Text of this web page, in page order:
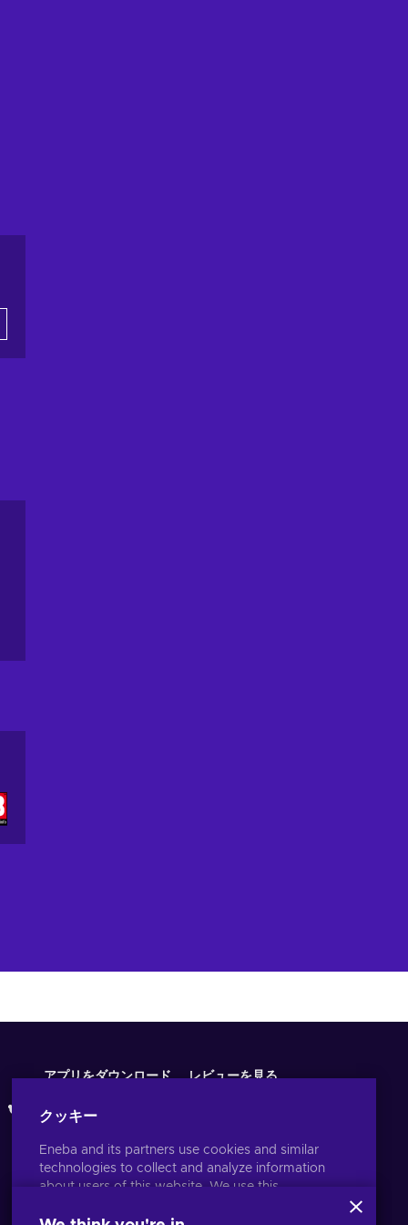
アプリをダウンロード レビューを見る
クッキー
Eneba and its partners use cookies and similar
technologies to collect and analyze information
about users of this website. We use this